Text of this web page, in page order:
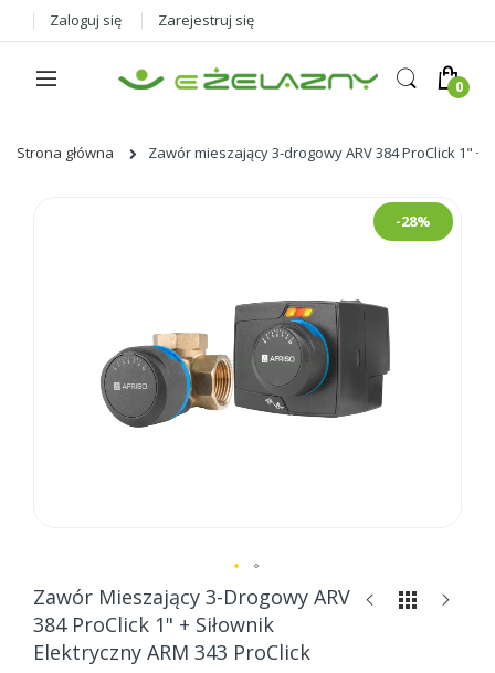
Zaloguj się Zarejestruj się
Strona główna Zawór mieszający 3-drogowy ARV 384 ProClick 1" +
-28%
Skip
to
the
beginning
Zawór Mieszający 3-Drogowy ARV
384 ProClick 1" + Siłownik
Elektryczny ARM 343 ProClick